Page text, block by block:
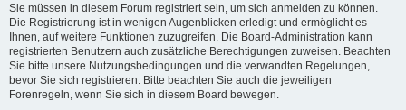
Sie müssen in diesem Forum registriert sein, um sich anmelden zu können.
Die Registrierung ist in wenigen Augenblicken erledigt und ermöglicht es
Ihnen, auf weitere Funktionen zuzugreifen. Die Board-Administration kann
registrierten Benutzern auch zusätzliche Berechtigungen zuweisen. Beachten
Sie bitte unsere Nutzungsbedingungen und die verwandten Regelungen,
bevor Sie sich registrieren. Bitte beachten Sie auch die jeweiligen
Forenregeln, wenn Sie sich in diesem Board bewegen.